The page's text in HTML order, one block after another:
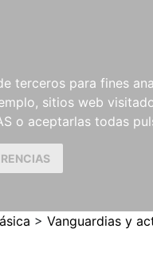
terceros para fines
sitios web
o aceptarlas todas
PARTITURAS Y EDICIONES
CRÍTICAS
> Vanguardias y